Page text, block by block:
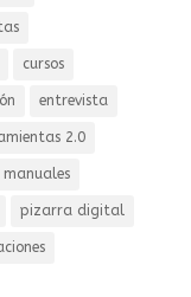
cursos
entrevista
2.0
manuales
pizarra digital